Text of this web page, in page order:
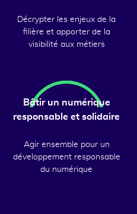
Décrypter les enjeux de la
filière et apporter de la
visibilité aux métiers
Bâtir un numérique
responsable et solidaire
Agir ensemble pour un
développement responsable
du numérique